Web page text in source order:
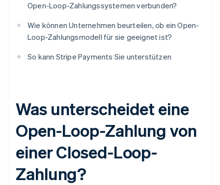
Open-Loop-Zahlungssystemen verbunden?
Wie können Unternehmen beurteilen, ob ein Open-
Loop-Zahlungsmodell für sie geeignet ist?
So kann Stripe Payments Sie unterstützen
Was unterscheidet eine
Open-Loop-Zahlung von
einer Closed-Loop-
Zahlung?